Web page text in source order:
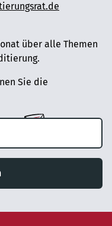
über alle Themen
Sie die